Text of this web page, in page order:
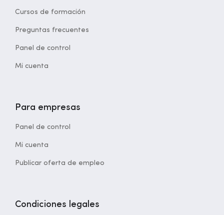
Cursos de formación
Preguntas frecuentes
Panel de control
Mi cuenta
Para empresas
Panel de control
Mi cuenta
Publicar oferta de empleo
Condiciones legales